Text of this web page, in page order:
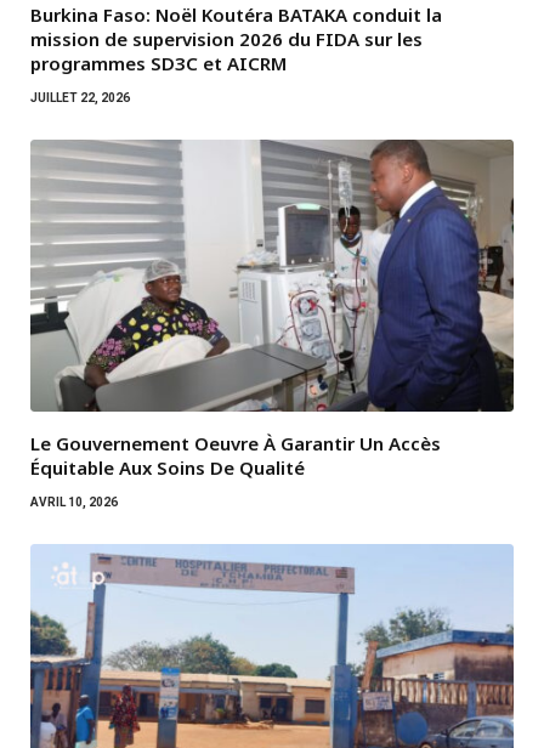
Burkina Faso: Noël Koutéra BATAKA conduit la
mission de supervision 2026 du FIDA sur les
programmes SD3C et AICRM
JUILLET 22, 2026
Le Gouvernement Oeuvre À Garantir Un Accès
Équitable Aux Soins De Qualité
AVRIL 10, 2026